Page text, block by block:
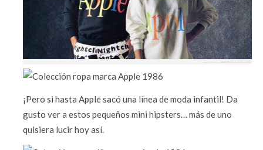
¡Pero si hasta Apple sacó una línea de moda infantil! Da
gusto ver a estos pequeños mini hipsters… más de uno
quisiera lucir hoy así.